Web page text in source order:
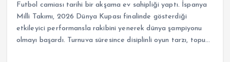
Futbol camiası tarihi bir akşama ev sahipliği yaptı. İspanya
Milli Takımı, 2026 Dünya Kupası finalinde gösterdiği
etkileyici performansla rakibini yenerek dünya şampiyonu
olmayı başardı. Turnuva süresince disiplinli oyun tarzı, topu…